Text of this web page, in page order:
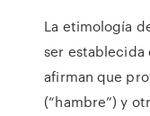
La etimología
ser establecida
afirman que
(“hambre”) y